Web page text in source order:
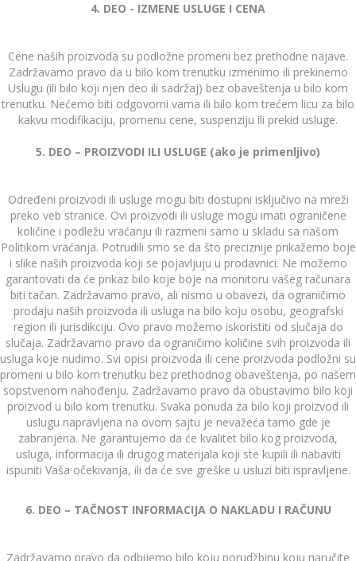
4. DEO - IZMENE USLUGE I CENA
Cene naših proizvoda su podložne promeni bez prethodne najave.
Zadržavamo pravo da u bilo kom trenutku izmenimo ili prekinemo
Uslugu (ili bilo koji njen deo ili sadržaj) bez obaveštenja u bilo kom
trenutku. Nećemo biti odgovorni vama ili bilo kom trećem licu za bilo
kakvu modifikaciju, promenu cene, suspenziju ili prekid usluge.
5. DEO – PROIZVODI ILI USLUGE (ako je primenljivo)
Određeni proizvodi ili usluge mogu biti dostupni isključivo na mreži
preko veb stranice. Ovi proizvodi ili usluge mogu imati ograničene
količine i podležu vraćanju ili razmeni samo u skladu sa našom
Politikom vraćanja. Potrudili smo se da što preciznije prikažemo boje
i slike naših proizvoda koji se pojavljuju u prodavnici. Ne možemo
garantovati da će prikaz bilo koje boje na monitoru vašeg računara
biti tačan. Zadržavamo pravo, ali nismo u obavezi, da ograničimo
prodaju naših proizvoda ili usluga na bilo koju osobu, geografski
region ili jurisdikciju. Ovo pravo možemo iskoristiti od slučaja do
slučaja. Zadržavamo pravo da ograničimo količine svih proizvoda ili
usluga koje nudimo. Svi opisi proizvoda ili cene proizvoda podložni su
promeni u bilo kom trenutku bez prethodnog obaveštenja, po našem
sopstvenom nahođenju. Zadržavamo pravo da obustavimo bilo koji
proizvod u bilo kom trenutku. Svaka ponuda za bilo koji proizvod ili
uslugu napravljena na ovom sajtu je nevažeća tamo gde je
zabranjena. Ne garantujemo da će kvalitet bilo kog proizvoda,
usluga, informacija ili drugog materijala koji ste kupili ili nabaviti
ispuniti Vaša očekivanja, ili da će sve greške u usluzi biti ispravljene.
6. DEO – TAČNOST INFORMACIJA O NAKLADU I RAČUNU
Zadržavamo pravo da odbijemo bilo koju porudžbinu koju naručite